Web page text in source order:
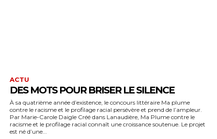
ACTU
DES MOTS POUR BRISER LE SILENCE
À sa quatrième année d’existence, le concours littéraire Ma plume
contre le racisme et le profilage racial persévère et prend de l’ampleur.
Par Marie-Carole Daigle Créé dans Lanaudière, Ma Plume contre le
racisme et le profilage racial connaît une croissance soutenue. Le projet
est né d’une...